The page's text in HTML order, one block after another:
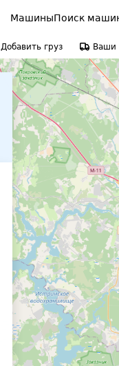
МашиныПоиск
Добавить груз